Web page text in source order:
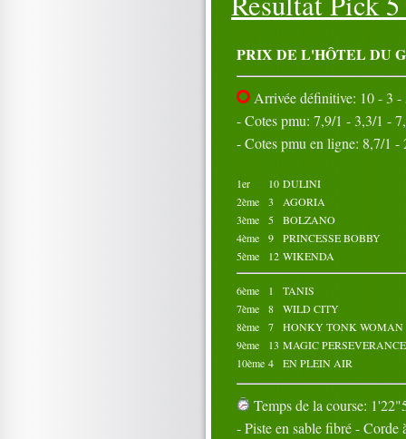
26
27 28 29
30
31
Octobre 2024
01
02 03 04
05
06
07 08 09
10
11
12 13 14
15
16
18 19
22
26
27 28 29
30
PRIX DE L'HÔTEL DU
Arrivée définitive: 10 - 3 -
- Cotes pmu: 7,9/1 - 3,3/1 -
- Cotes pmu en ligne: 8,7/1
1er 10 DULINI
2ème
3
AGORIA
3ème
5
BOLZANO
4ème
9
PRINCESSE BOBBY
5ème
12 WIKENDA
6ème 1
TANIS
7ème
8
WILD CITY
8ème
7
HONKY TONK WOMAN
9ème
13 MAGIC PERSEVERANCE
10ème 4 EN PLEIN AIR
Temps de la course:
- Piste en sable fibré - Corde